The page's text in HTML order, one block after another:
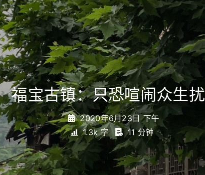
福宝古镇：只恐喧闹众生扰
2020年6月23日 下午
1.3k 字
11 分钟